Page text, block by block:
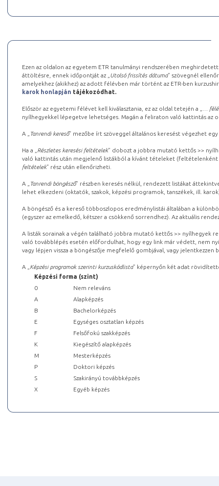
Ezen az oldalon az egyetem ETR tanulmányi rendszerében
áttöltésre, ennek időpontját az „ Utolsó frissítés dátuma” szövegnél
amelyekhez (akikhez) az adott félévben már történt az ETR-ben
karok honlapján tájékozódhat.
Először az egyetemi félévet kell kiválasztania, ez az oldal tetején a „
…
nyílhegyekkel lépegetve lehetséges. Magán a feliraton való kattintás az
A „ Tanrendi kereső” mezőbe írt szöveggel általános keresést végezhet
Ha a „ Részletes keresési feltételek” dobozt a jobbra mutató kettős >>
való kattintás után megjelenő listákból a kívánt tételeket (feltételenként
feltételek” rész után ellenőrizheti.
A „ Tanrendi böngésző” részben keresés nélkül, rendezett listákat
lehet elkezdeni (oktatók, szakok, képzési programok, tanszékek, ill.
A böngésző és a kereső többoszlopos eredménylistái általában a
(egyszer az emelkedő, kétszer a csökkenő sorrendhez). Az aktuális
A listák sorainak a végén található jobbra mutató kettős >> nyílhegyek
való továbblépés esetén előfordulhat, hogy egy link már védett, nem
vagy lépjen vissza a böngészője megfelelő gombjával, vagy
A „ Képzési programok szerinti kurzuskódlista” képernyőn két adat
Képzési forma (szint)
0
Nem releváns
A
Alapképzés
B
Bachelorképzés
E
Egységes osztatlan képzés
F
Felsőfokú szakképzés
K
Kiegészítő alapképzés
M
Mesterképzés
P
Doktori képzés
S
Szakirányú továbbképzés
X
Egyéb képzés